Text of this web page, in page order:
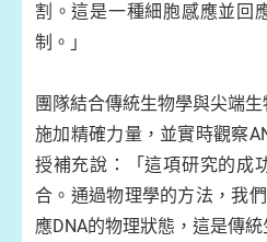
割。這是一種細胞感應並回
制。」
團隊結合傳統生物學與尖端
施加精確力量，並實時觀察
授補充說：「這項研究的成
合。通過物理學的方法，我
應DNA的物理狀態，這是傳